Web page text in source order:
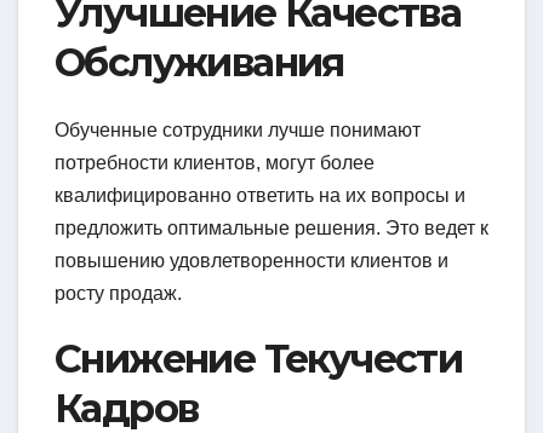
Улучшение Качества
Обслуживания
Обученные сотрудники лучше понимают
потребности клиентов, могут более
квалифицированно ответить на их вопросы и
предложить оптимальные решения. Это ведет к
повышению удовлетворенности клиентов и
росту продаж.
Снижение Текучести
Кадров